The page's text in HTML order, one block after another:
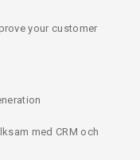
your customer
med CRM och